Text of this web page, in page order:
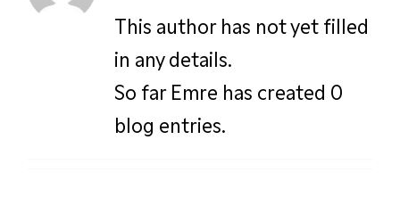
This author has not yet filled
in any details.
So far Emre has created 0
blog entries.